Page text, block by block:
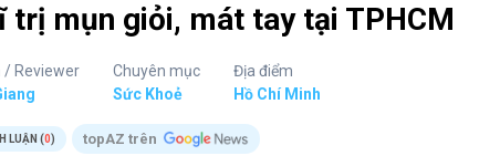
trị mụn giỏi, mát tay tại TPHCM
/ Reviewer
Chuyên mục
Sức Khoẻ
Địa điểm
Hồ Chí Minh
LUẬN (0) topAZ trên